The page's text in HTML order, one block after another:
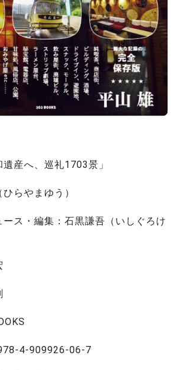
産へ、巡礼1703景」
らやまゆう）
ス・編集：石黒謙吾（いしぐろけ
4-909926-06-7